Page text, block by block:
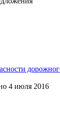
4 июля 2016